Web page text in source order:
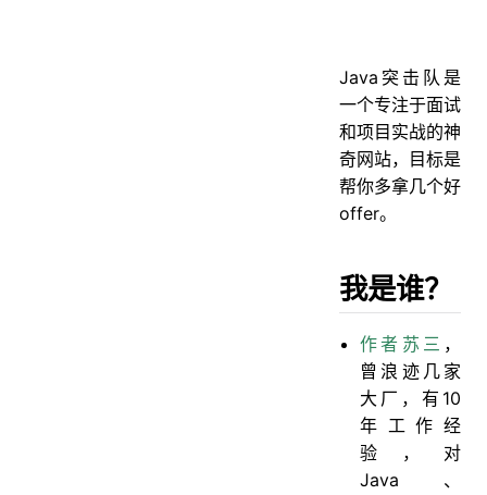
Java突击队是
一个专注于面试
和项目实战的神
奇网站，目标是
帮你多拿几个好
offer。
我是谁？
作者苏三 ，
曾浪迹几家
大厂，有10
年工作经
验，对
Java、